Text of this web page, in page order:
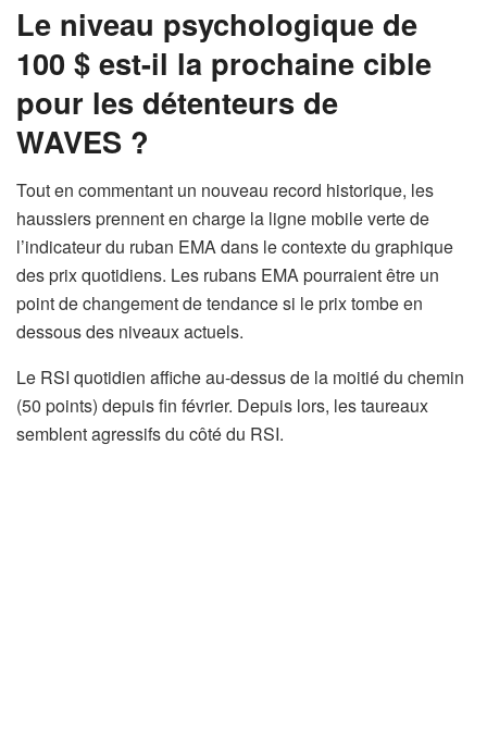
Le niveau psychologique de
100 $ est-il la prochaine cible
pour les détenteurs de
WAVES ?
Tout en commentant un nouveau record historique, les
haussiers prennent en charge la ligne mobile verte de
l’indicateur du ruban EMA dans le contexte du graphique
des prix quotidiens. Les rubans EMA pourraient être un
point de changement de tendance si le prix tombe en
dessous des niveaux actuels.
Le RSI quotidien affiche au-dessus de la moitié du chemin
(50 points) depuis fin février. Depuis lors, les taureaux
semblent agressifs du côté du RSI.